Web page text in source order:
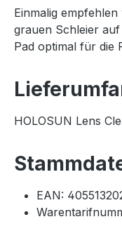
Einmalig
grauen Schleier
Pad optimal für die
HOLOSUN Lens
EAN: